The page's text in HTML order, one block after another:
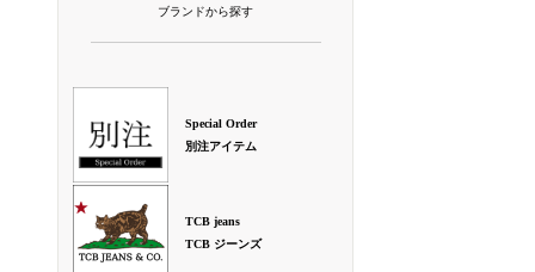
ブランドから探す
Special Order
別注アイテム
TCB jeans
TCB ジーンズ